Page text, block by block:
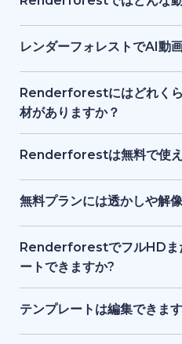
います。
デアを入力するだけで、プ
アル、タイミング、構成を
画制作の事前知識は必要あ
Renderforest は、マーケ
プレゼン資料、イントロ動
ト、ストック映像、AI 生成
ど、目的に応じてアニメー
ちらも制作できます。
レンダーフォレストでAI動
はい。Renderforest の生
デアをフル動画に変換しま
ン、ストック素材シーン、
Renderforestにはどれく
材がありますか？
Renderforest には数千点
動画テンプレートと、豊富
随時追加されるため、常に
利用できます。
Renderforestは無料で使え
はい。Renderforestには無
テンプレートやツールにア
無料プランには透かしや解
はい。無料プランで作成
透かしが入り、標準解像度
有料プランでは透かしが削
RenderforestでフルHDま
ートできますか?
はい。有料プランでフル
です。無料プランでは透か
テンプレートは編集できま
はい。すべてのテンプレー